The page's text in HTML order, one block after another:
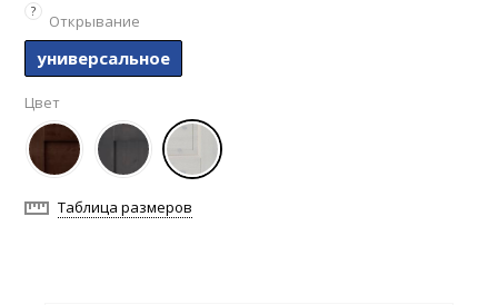
?
Открывание
универсальное
Цвет
Таблица размеров